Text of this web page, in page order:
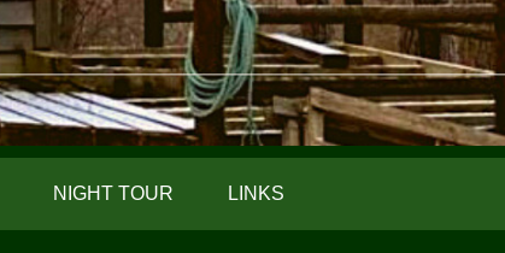
NIGHT TOUR LINKS